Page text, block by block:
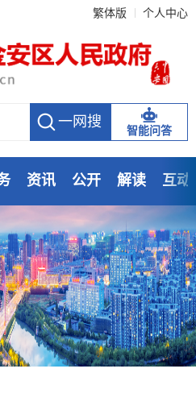
繁体版 个人中心
智能问答
资讯 公开 解读
互动